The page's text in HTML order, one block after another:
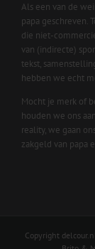
Als een van de
papa geschreven.
die niet-
van (indirecte)
tekst,
hebben we echt
Mocht je merk of
houden we ons
reality, we gaan
zakgeld van papa
Copyright